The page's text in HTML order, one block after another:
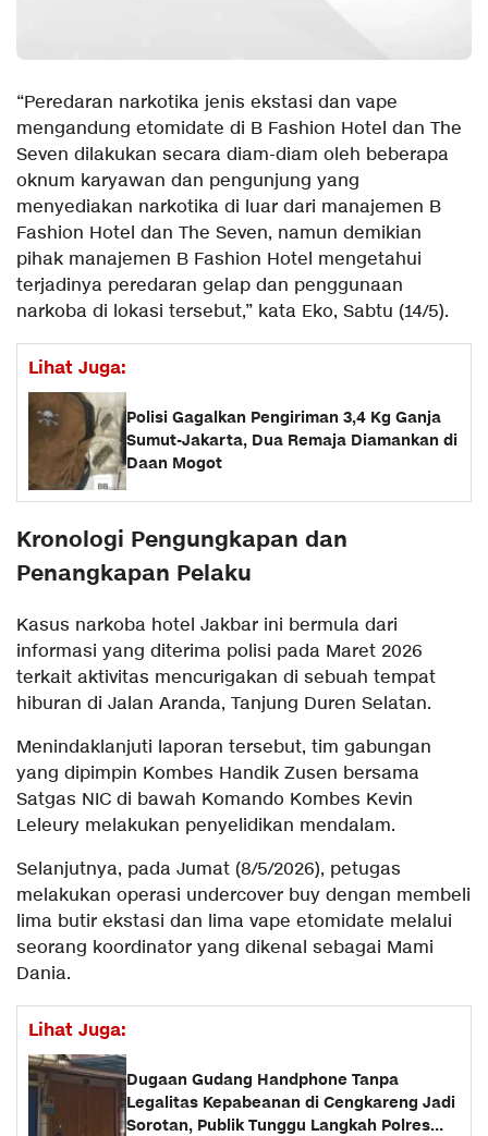
“Peredaran narkotika jenis ekstasi dan vape
mengandung etomidate di B Fashion Hotel dan The
Seven dilakukan secara diam-diam oleh beberapa
oknum karyawan dan pengunjung yang
menyediakan narkotika di luar dari manajemen B
Fashion Hotel dan The Seven, namun demikian
pihak manajemen B Fashion Hotel mengetahui
terjadinya peredaran gelap dan penggunaan
narkoba di lokasi tersebut,” kata Eko, Sabtu (14/5).
Lihat Juga:
Polisi Gagalkan Pengiriman 3,4 Kg Ganja
Sumut-Jakarta, Dua Remaja Diamankan di
Daan Mogot
Kronologi Pengungkapan dan
Penangkapan Pelaku
Kasus narkoba hotel Jakbar ini bermula dari
informasi yang diterima polisi pada Maret 2026
terkait aktivitas mencurigakan di sebuah tempat
hiburan di Jalan Aranda, Tanjung Duren Selatan.
Menindaklanjuti laporan tersebut, tim gabungan
yang dipimpin Kombes Handik Zusen bersama
Satgas NIC di bawah Komando Kombes Kevin
Leleury melakukan penyelidikan mendalam.
Selanjutnya, pada Jumat (8/5/2026), petugas
melakukan operasi undercover buy dengan membeli
lima butir ekstasi dan lima vape etomidate melalui
seorang koordinator yang dikenal sebagai Mami
Dania.
Lihat Juga:
Dugaan Gudang Handphone Tanpa
Legalitas Kepabeanan di Cengkareng Jadi
Sorotan, Publik Tunggu Langkah Polres